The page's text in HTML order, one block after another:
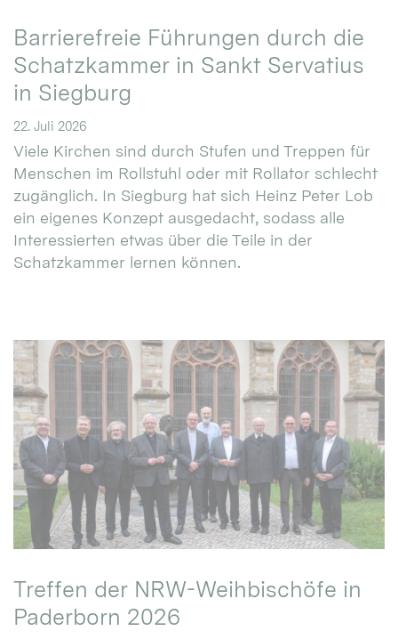
Barrierefreie Führungen durch die
Schatzkammer in Sankt Servatius
in Siegburg
22. Juli 2026
Viele Kirchen sind durch Stufen und Treppen für
Menschen im Rollstuhl oder mit Rollator schlecht
zugänglich. In Siegburg hat sich Heinz Peter Lob
ein eigenes Konzept ausgedacht, sodass alle
Interessierten etwas über die Teile in der
Schatzkammer lernen können.
Treffen der NRW-Weihbischöfe in
Paderborn 2026